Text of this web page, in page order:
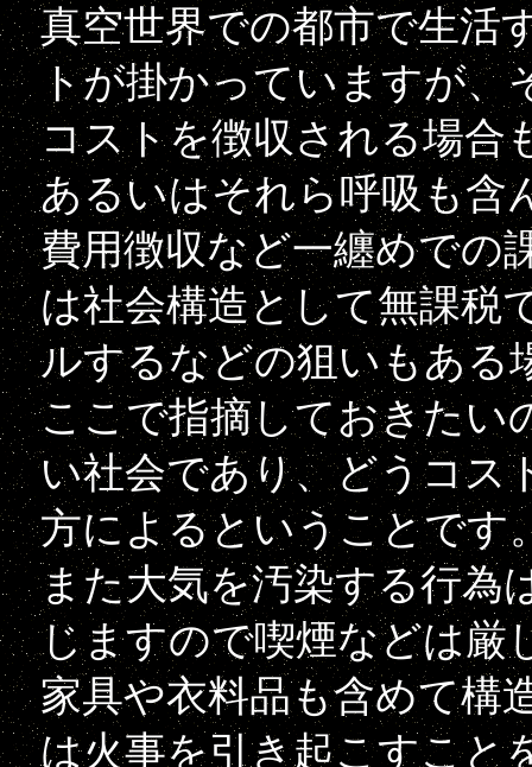
真空世界での都市で生活
トが掛かっていますが、
コストを徴収される場合
あるいはそれら呼吸も含
費用徴収など一纏めでの
は社会構造として無課税
ルするなどの狙いもある
ここで指摘しておきたい
い社会であり、どうコス
方によるということです
また大気を汚染する行為
じますので喫煙などは厳
家具や衣料品も含めて構
は火事を引き起こすこと